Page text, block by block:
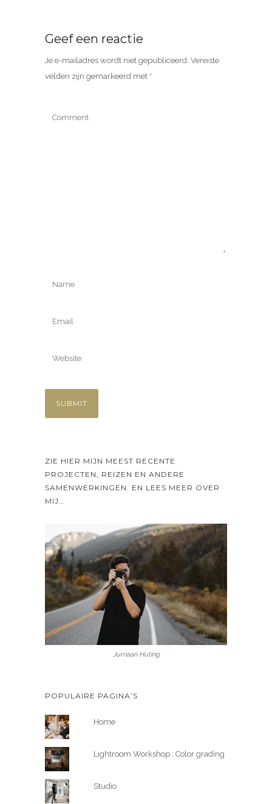
Geef een reactie
Je e-mailadres wordt niet gepubliceerd. Vereiste
velden zijn gemarkeerd met *
ZIE HIER MIJN MEEST RECENTE
PROJECTEN, REIZEN EN ANDERE
SAMENWERKINGEN. EN LEES MEER OVER
MIJ…
Jurriaan Huting
POPULAIRE PAGINA’S
Home
Lightroom Workshop : Color grading
Studio